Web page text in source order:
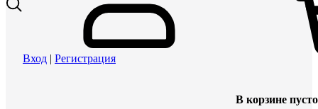
Вход | Регистрация
В корзине пусто